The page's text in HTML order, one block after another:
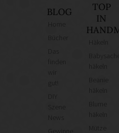
BLOG
finden
gut!
News
TOP
IN
häkeln
häkeln
Mütze